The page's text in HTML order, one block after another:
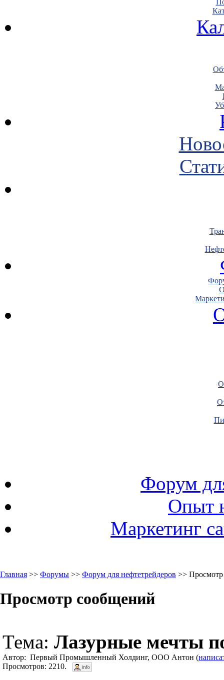
Форум
Опыт
Маркетинг
Главная >> Форумы >> Форум для нефтетрейдеров >>
Просмотр сообщений
Тема: Лазурные мечты
Автор: Первый Промышленный Холдинг, ООО Антон (
Просмотров: 2210.